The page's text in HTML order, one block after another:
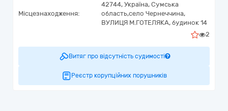
Місцезнаходження:
42744, Україна, Сумська
область,село Чернеччина,
ВУЛИЦЯ М.ГОТЕЛЯКА, будинок 14
2
Витяг про відсутність судимості
Реєстр корупційних порушників